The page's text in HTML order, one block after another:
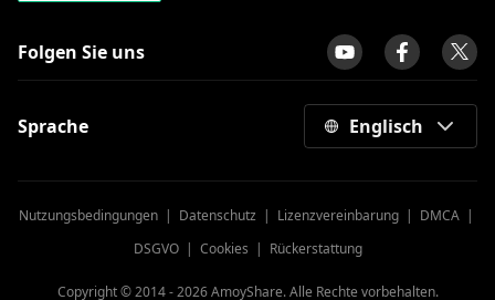
Folgen Sie uns
Sprache Englisch
Nutzungsbedingungen| Datenschutz | Lizenzvereinbarung| DMCA|
DSGVO| Cookies | Rückerstattung
Copyright © 2014 -2026AmoyShare. Alle Rechte vorbehalten.